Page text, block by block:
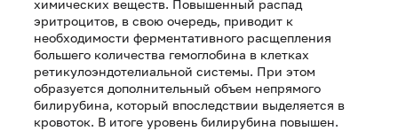
химических веществ. Повышенный распад
эритроцитов, в свою очередь, приводит к
необходимости ферментативного расщепления
большего количества гемоглобина в клетках
ретикулоэндотелиальной системы. При этом
образуется дополнительный объем непрямого
билирубина, который впоследствии выделяется в
кровоток. В итоге уровень билирубина повышен.